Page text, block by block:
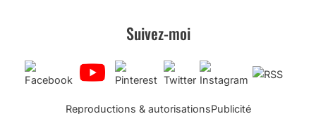
Suivez-moi
Reproductions & autorisationsPublicité